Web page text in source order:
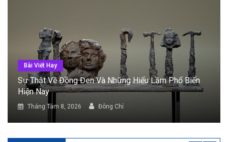
Bài Viết Hay
Công Dụng Của Đồng Đen Trong Đời Sống Và Lĩnh
Vực Chế Tác
Tháng Tám 8, 2026 Đông Chí